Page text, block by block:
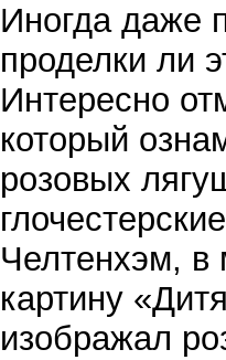
Иногда даже
проделки ли
Интересно
который
розовых
Челтенхэм, в
картину
изображал